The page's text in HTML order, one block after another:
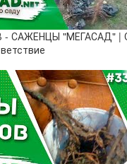
САЖЕНЦЫ "МЕГАСАД" |